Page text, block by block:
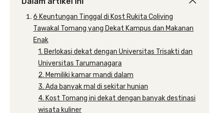
6 Keuntungan Tinggal di Kost Rukita Coliving
Tawakal Tomang yang Dekat Kampus dan Makanan
Enak
1. Berlokasi dekat dengan Universitas Trisakti dan
Universitas Tarumanagara
2. Memiliki kamar mandi dalam
3. Ada banyak mal di sekitar hunian
4. Kost Tomang ini dekat dengan banyak destinasi
wisata kuliner